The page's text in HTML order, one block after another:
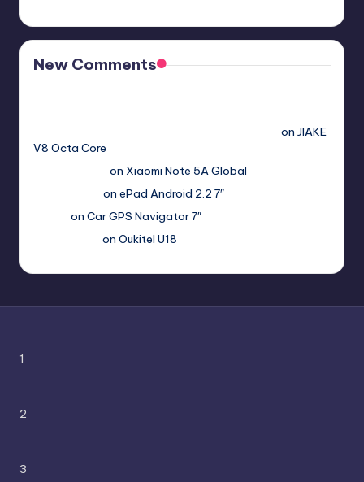
New Comments
on JIAKE
V8 Octa Core
on Xiaomi Note 5A Global
on ePad Android 2.2 7″
on Car GPS Navigator 7″
on Oukitel U18
1
2
3